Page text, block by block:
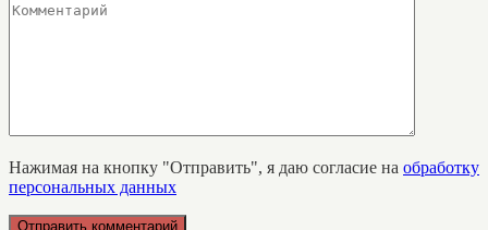
Нажимая на кнопку "Отправить", я даю согласие на обработку
персональных данных